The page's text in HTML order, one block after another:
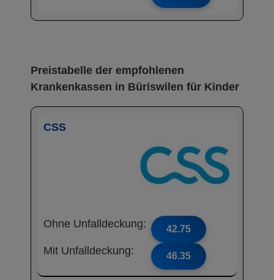
Preistabelle der empfohlenen
Krankenkassen in Büriswilen für Kinder
CSS
Ohne Unfalldeckung: 42.75
Mit Unfalldeckung: 46.35